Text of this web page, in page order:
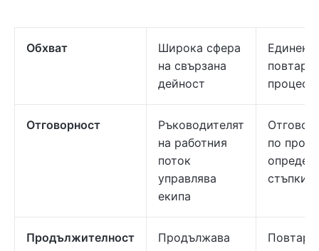
Обхват
Широка сфера
на свързана
дейност
Единен
процес
Отговорност
Ръководителят
на работния
поток
управлява
екипа
по
стъпките
Продължителност
Продължава
Повтаря